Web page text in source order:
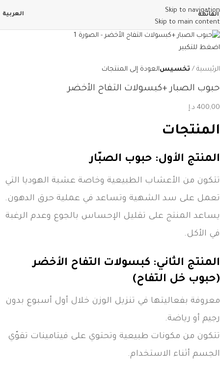
Skip to navigation
Skip to main content
القائمة العربية
اضغط للتكبير
الرئيسية تخسيسالعودة إلى المنتجات
حبوب الصبار +كبسولات التفاح الأخضر
400,00 د.إ
المنتجات
المنتج الأول: حبوب الصبّار
تتكون من الأعشاب الطبيعية وخاصة عشبة الهوديا التي
تعمل على سد الشهية وتساعد في عملية حرق الدهون.
يساعد المنتج على تقليل الإحساس بالجوع وعدم الرغبة
في الأكل.
المنتج الثاني: كبسولات التفاح الأخضر
(حبوب خل التفاح)
معروفة بفعاليتها في تنزيل الوزن خلال أول أسبوع بدون
رجيم أو رياضة.
تتكون من مكونات طبيعية وتحتوي على فيتامينات تقوّي
الجسم أثناء الاستخدام.